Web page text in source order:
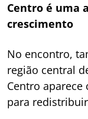
Centro é uma
crescimento
No encontro,
região central
Centro
para